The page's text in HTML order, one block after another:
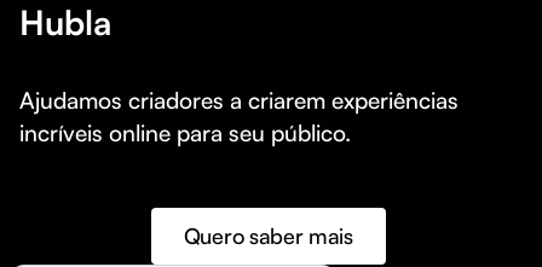
Hubla
Ajudamos criadores a criarem experiências
incríveis online para seu público.
Quero saber mais